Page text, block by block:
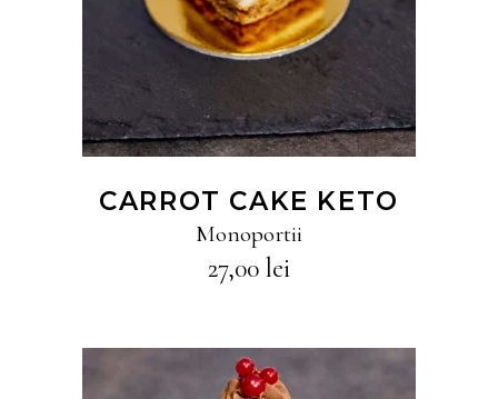
CARROT CAKE KETO
Monoportii
27,00 lei